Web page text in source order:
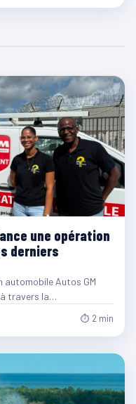
une opération
derniers
automobile Autos GM
travers la…
⏱ 2 min